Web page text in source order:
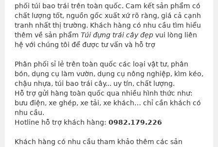
phối túi bao trái trên toàn quốc. Cam kết sản phẩm có
chất lượng tốt, nguồn gốc xuất xứ rõ ràng, giá cả cạnh
tranh nhất thị trường. Khách hàng có nhu cầu tìm hiểu
thêm về sản phẩm Túi đựng trái cây đẹp vui lòng liên
hệ với chúng tôi để được tư vấn và hỗ trợ
Phân phối sỉ lẻ trên toàn quốc các loại vật tư, phân
bón, dụng cụ làm vườn, dụng cụ nông nghiệp, kìm kéo,
chậu nhựa, túi bao trái cây... uy tín, chất lượng.
Hỗ trợ gửi hàng toàn quốc qua nhiều hình thức như:
bưu điện, xe ghép, xe tải, xe khách… chỉ cần khách có
nhu cầu.
Hotline hỗ trợ khách hàng: 0982.179.226
Khách hàng có nhu cầu tham khảo thêm các sản